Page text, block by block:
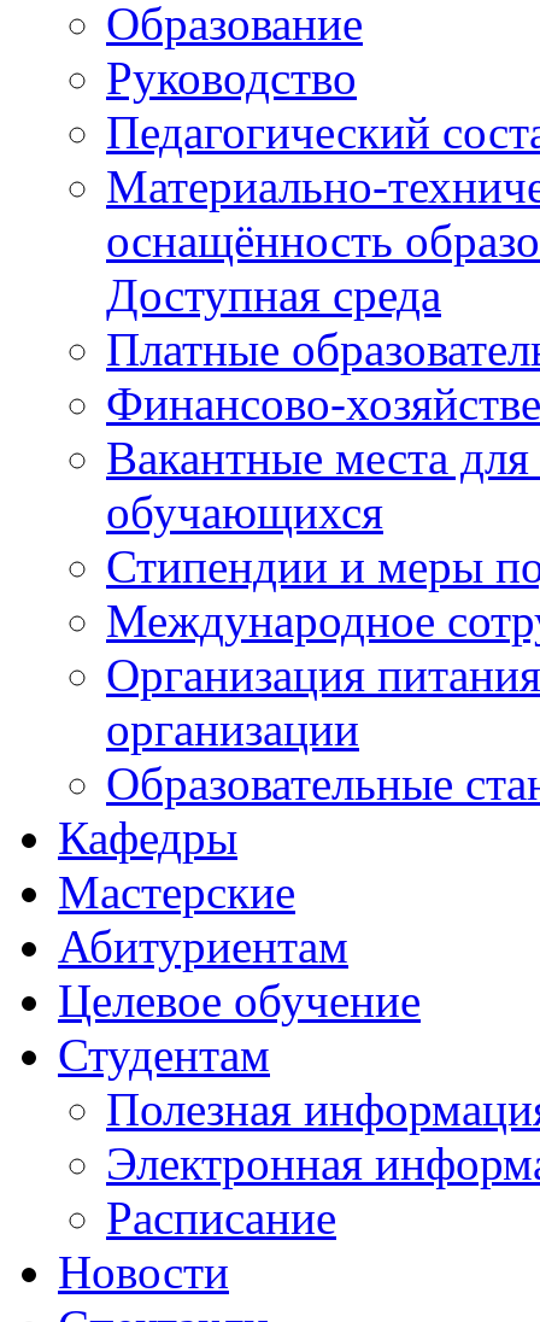
Образование
Руководство
Педагогический
Материально-
оснащённость
Доступная среда
Платные
Финансово-
Вакантные места
обучающихся
Стипендии и меры
Международное
Организация
организации
Образовательные
Кафедры
Мастерские
Абитуриентам
Целевое обучение
Студентам
Полезная
Электронная
Расписание
Новости